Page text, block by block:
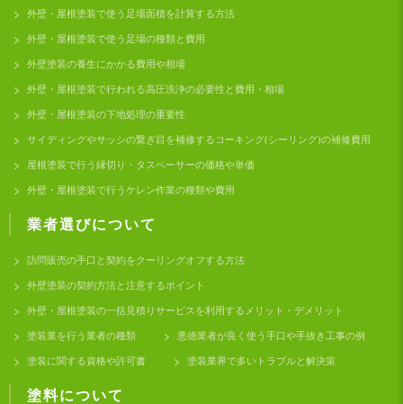
外壁・屋根塗装で使う足場面積を計算する方法
外壁・屋根塗装で使う足場の種類と費用
外壁塗装の養生にかかる費用や相場
外壁・屋根塗装で行われる高圧洗浄の必要性と費用・相場
外壁・屋根塗装の下地処理の重要性
サイディングやサッシの繋ぎ目を補修するコーキング(シーリング)の補修費用
屋根塗装で行う縁切り・タスペーサーの価格や単価
外壁・屋根塗装で行うケレン作業の種類や費用
業者選びについて
訪問販売の手口と契約をクーリングオフする方法
外壁塗装の契約方法と注意するポイント
外壁・屋根塗装の一括見積りサービスを利用するメリット・デメリット
塗装業を行う業者の種類 悪徳業者が良く使う手口や手抜き工事の例
塗装に関する資格や許可書 塗装業界で多いトラブルと解決策
塗料について